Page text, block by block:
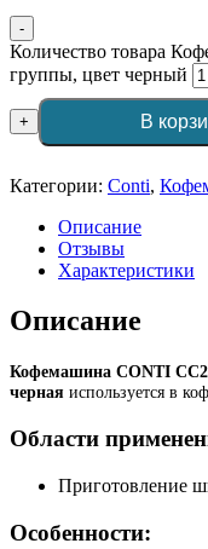
-
Количество товара
группы, цвет черный
+ В
Категории: Conti,
Описание
Отзывы
Характеристики
Описание
Кофемашина CONTI
черная используется в
Области
Приготовление
Особенности: